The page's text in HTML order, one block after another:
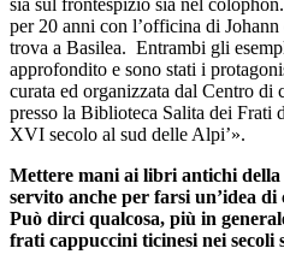
per 20 anni con l’officina di
trova a Basilea. Entrambi gli
approfondito e sono stati i
curata ed organizzata dal Centro di
presso la Biblioteca Salita dei Frati
XVI secolo al sud delle Alpi’».
Mettere mani ai libri antichi
servito anche per farsi un’idea di
Può dirci qualcosa, più in
frati cappuccini ticinesi nei secoli